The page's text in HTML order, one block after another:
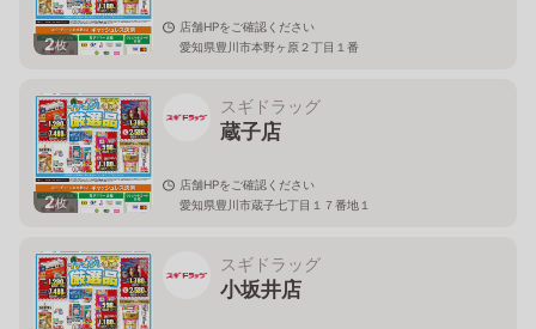
2枚
店舗HPをご確認ください
愛知県豊川市本野ヶ原２丁目１番
2枚
スギドラッグ
蔵子店
店舗HPをご確認ください
愛知県豊川市蔵子七丁目１７番地１
スギドラッグ
小坂井店